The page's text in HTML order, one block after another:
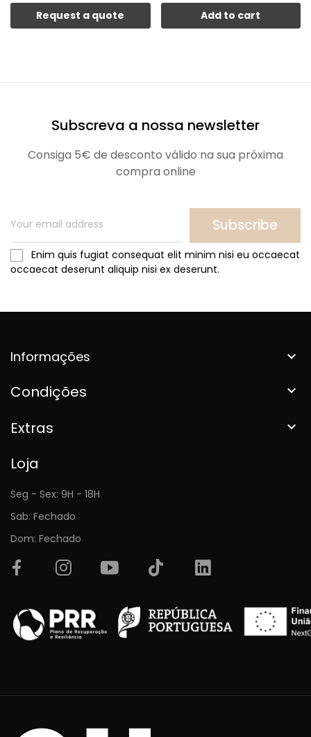
Request a quote Add to cart
Subscreva a nossa newsletter
Consiga 5€ de desconto válido na sua próxima
compra online
Subscribe
Enim quis fugiat consequat elit minim nisi eu occaecat
occaecat deserunt aliquip nisi ex deserunt.
Informações 
Condições 
Extras 
Loja
Seg - Sex: 9H - 18H
Sab: Fechado
Dom: Fechado